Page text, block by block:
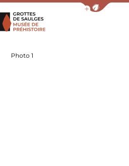
Afficher la
Photo 1